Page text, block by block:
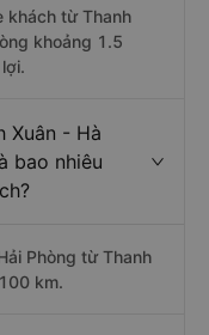
khách từ Thanh
khoảng 1.5
Xuân - Hà
bao nhiêu
Phòng từ Thanh
km.